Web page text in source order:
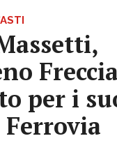
per i